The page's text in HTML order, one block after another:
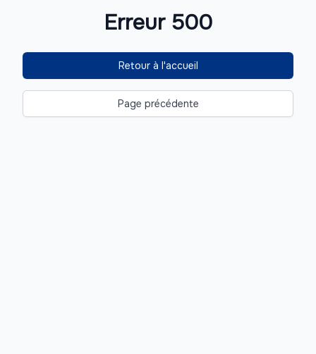
Erreur 500
Retour à l'accueil
Page précédente